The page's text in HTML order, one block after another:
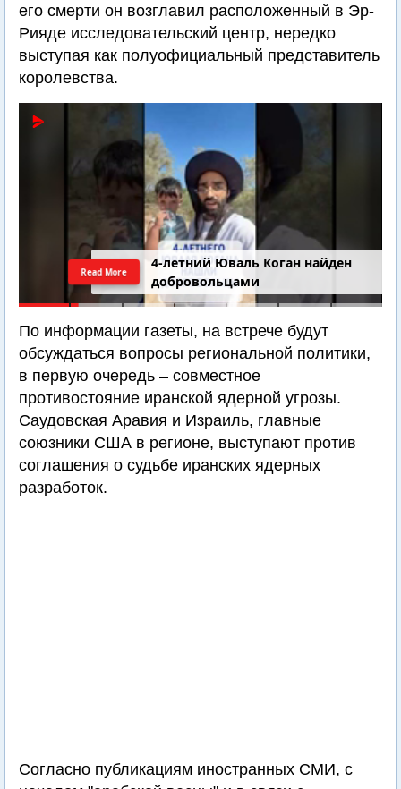
его смерти он возглавил расположенный в Эр-
Рияде исследовательский центр, нередко
выступая как полуофициальный представитель
королевства.
4-летний Юваль Коган найден
добровольцами
Read More
По информации газеты, на встрече будут
обсуждаться вопросы региональной политики,
в первую очередь – совместное
противостояние иранской ядерной угрозы.
Саудовская Аравия и Израиль, главные
союзники США в регионе, выступают против
соглашения о судьбе иранских ядерных
разработок.
Согласно публикациям иностранных СМИ, с